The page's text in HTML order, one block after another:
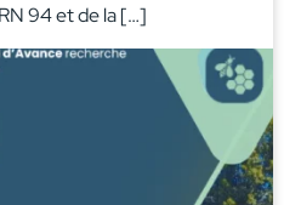
94 et de la […]